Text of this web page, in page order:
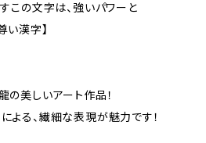
すこの文字は、強いパワーと
漢字】
の美しいアート作品！
よる、繊細な表現が魅力です！